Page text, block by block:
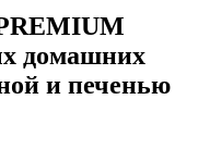
домашних
и печенью